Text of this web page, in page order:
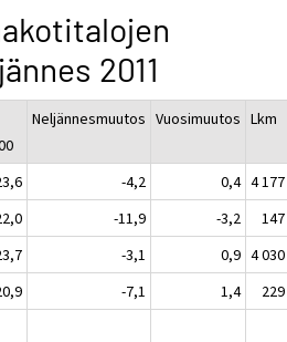
2011
Neljännesmuutos Vuosimuutos Lkm
-4,2 0,4 4 177
-11,9 -3,2
147
-3,1 0,9 4 030
-7,1 1,4
229